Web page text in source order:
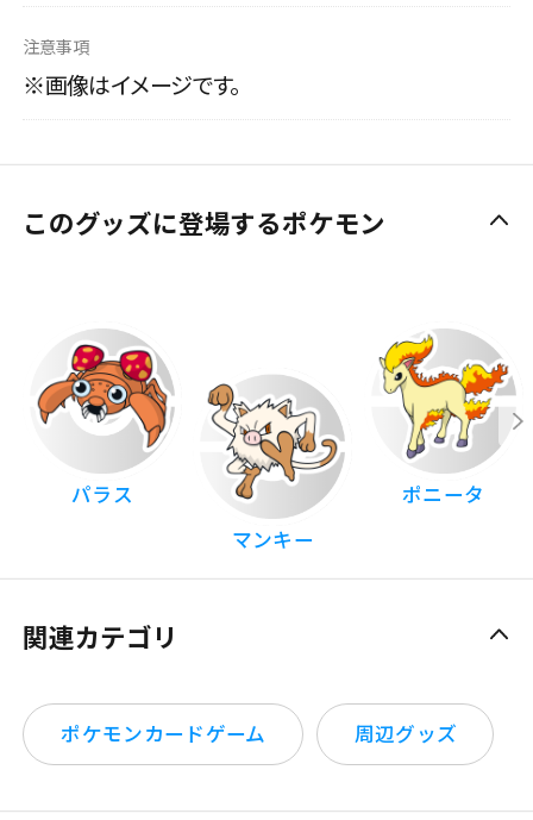
注意事項
※画像はイメージです。
このグッズに登場するポケモン
パラス
マンキー
ポニータ
関連カテゴリ
ポケモンカードゲーム 周辺グッズ